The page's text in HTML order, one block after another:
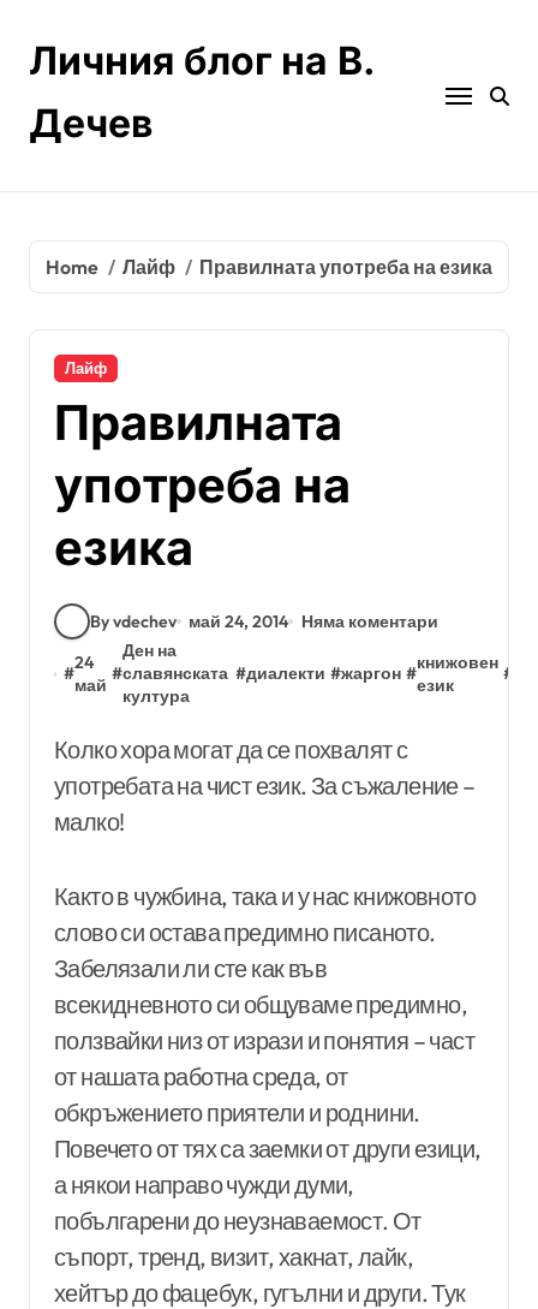
contentЛичния блог на В.
Дечев
Home Лайф Правилната употреба на езика
Лайф
Правилната
употреба на
езика
By vdechev май 24, 2014 Няма коментари
#
24
май
#
Ден на
славянската
култура
#диалекти #жаргон #
книжовен
език
#
Колко хора могат да се похвалят с
употребата на чист език. За съжаление –
малко!
Както в чужбина, така и у нас книжовното
слово си остава предимно писаното.
Забелязали ли сте как във
всекидневното си общуваме предимно,
ползвайки низ от изрази и понятия – част
от нашата работна среда, от
обкръжението приятели и роднини.
Повечето от тях са заемки от други езици,
а някои направо чужди думи,
побългарени до неузнаваемост. От
съпорт, тренд, визит, хакнат, лайк,
хейтър до фацебук, гугълни и други. Тук